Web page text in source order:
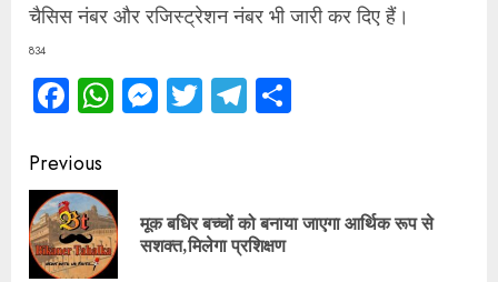
चैसिस नंबर और रजिस्ट्रेशन नंबर भी जारी कर दिए हैं।
834
Facebook
WhatsApp
Messenger
TwitterTelegram
Continue
Reading
Previous
मूक बधिर बच्चों को बनाया जाएगा आर्थिक रूप से
सशक्त,मिलेगा प्रशिक्षण